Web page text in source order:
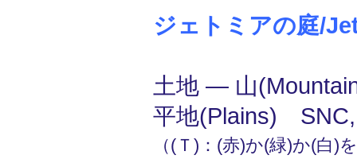
ジェトミアの庭/
土地 ― 山
平地(Plains)
（(Ｔ)：(赤)か(緑)か(白)